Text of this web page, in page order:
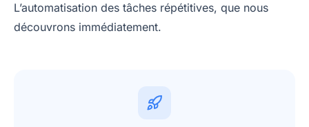
L’automatisation des tâches répétitives, que nous
découvrons immédiatement.